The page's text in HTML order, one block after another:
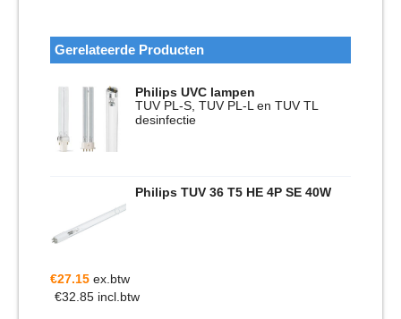
Gerelateerde Producten
Philips UVC lampen
TUV PL-S, TUV PL-L en TUV TL
desinfectie
Philips TUV 36 T5 HE 4P SE 40W
€27.15 ex.btw
€32.85 incl.btw